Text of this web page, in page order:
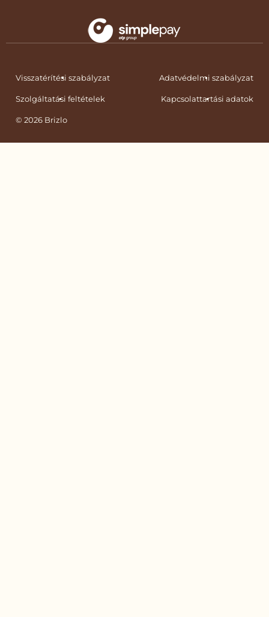
Visszatérítési szabályzat Adatvédelmi szabályzat
Szolgáltatási feltételek Kapcsolattartási adatok
© 2026 Brizlo